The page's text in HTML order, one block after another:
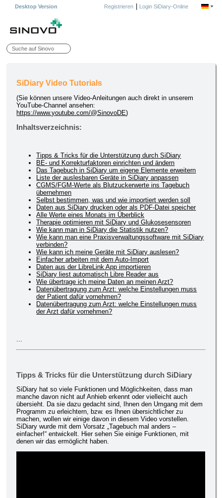
Desktop Version Registrieren| Login SiDiary-Online
SiDiary Video Tutorials
(Sie können unsere Video-Anleitungen auch direkt in unserem
YouTube-Channel ansehen:
https://www.youtube.com/@SinovoDE)
Inhaltsverzeichnis:
Tipps & Tricks für die Unterstützung durch SiDiary
BE- und Korrekturfaktoren einrichten und ändern
Das Tagebuch in SiDiary um eigene Elemente erweitern
Liste der auslesbaren Geräte in SiDiary anpassen
CGMS/FGM-Werte als Blutzuckerwerte ins Tagebuch
übernehmen
Selbst bestimmen, was und wie importiert werden soll
Daten aus SiDiary drucken oder als PDF-Datei speicher
Alle Werte eines Monats im Überblick
Therapie optimieren mit SiDiary und Glukosesensoren
Wie kann man in SiDiary die Statistik nutzen?
Wie kann man eine Praxisverwaltungssoftware mit SiDiary
verbinden?
Wie kann ich meine Geräte mit SiDiary auslesen?
Einfacher arbeiten mit dem Auto-Import
Daten aus der LibreLink App importieren
SiDiary liest automatisch Libre Reader aus
Wie übertrage ich meine Daten an meinen Arzt?
Datenübertragung zum Arzt: welche Einstellungen muss
der Patient dafür vornehmen?
Datenübertragung zum Arzt: welche Einstellungen muss
der Arzt dafür vornehmen?
Tipps & Tricks für die Unterstützung durch SiDiary
SiDiary hat so viele Funktionen und Möglichkeiten, dass man
manche davon nicht auf Anhieb erkennt oder vielleicht auch
übersieht. Da sie dazu gedacht sind, Ihnen den Umgang mit dem
Programm zu erleichtern, bzw. es Ihnen übersichtlicher zu
machen, wollen wir einige davon in diesem Video vorstellen.
SiDiary wurde mit dem Vorsatz „Tagebuch mal anders –
einfacher!“ entwickelt. Hier sehen Sie einige Funktionen, mit
denen wir das ermöglicht haben.